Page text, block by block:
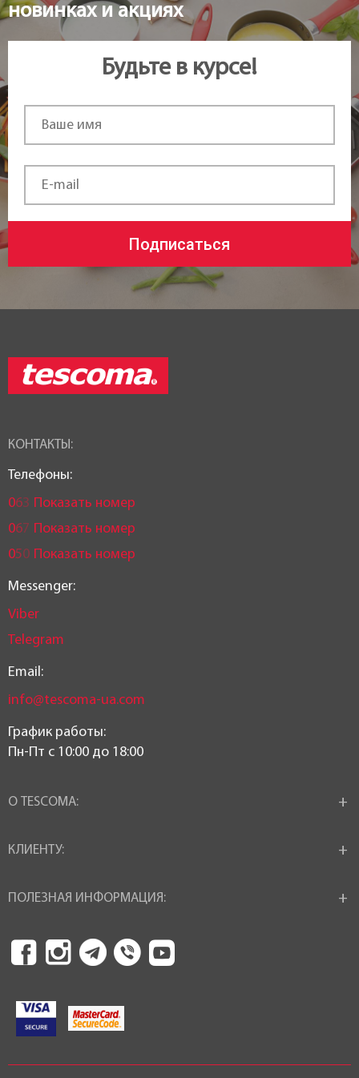
новинках и акциях
Будьте в курсе!
Подписаться
КОНТАКТЫ:
Телефоны:
063 Показать номер
067 Показать номер
050 Показать номер
Messenger:
Viber
Telegram
Email:
info@tescoma-ua.com
График работы:
Пн-Пт c 10:00 до 18:00
О TESCOMA:
КЛИЕНТУ:
ПОЛЕЗНАЯ ИНФОРМАЦИЯ: